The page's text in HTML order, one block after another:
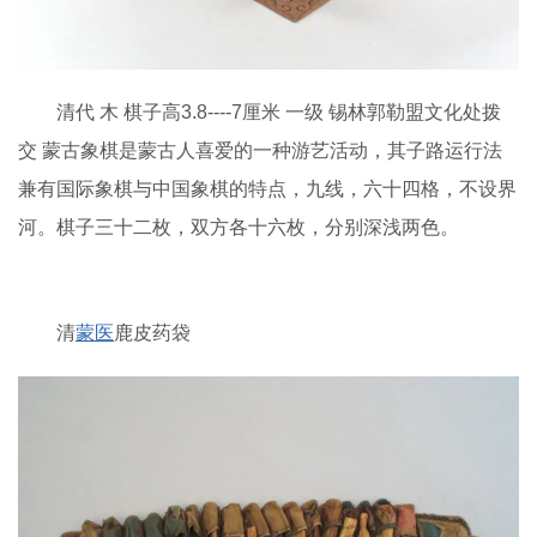
清代 木 棋子高3.8----7厘米 一级 锡林郭勒盟文化处拨
交 蒙古象棋是蒙古人喜爱的一种游艺活动，其子路运行法
兼有国际象棋与中国象棋的特点，九线，六十四格，不设界
河。棋子三十二枚，双方各十六枚，分别深浅两色。
清蒙医鹿皮药袋